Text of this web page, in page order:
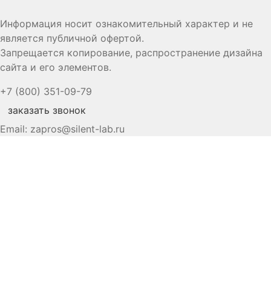
Информация носит ознакомительный характер и не
является публичной офертой.
Запрещается копирование, распространение дизайна
сайта и его элементов.
+7 (800) 351-09-79
заказать звонок
Email: zapros@silent-lab.ru